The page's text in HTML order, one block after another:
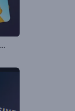
小売・製品のコマーシャルプロモーション